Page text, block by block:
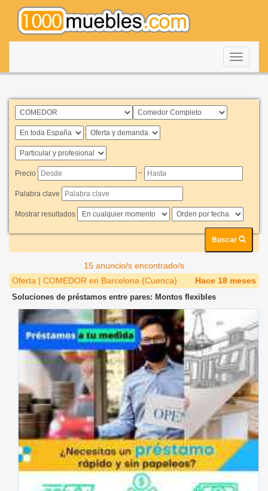
Precio ~
Palabra clave
Mostrar resultados
Buscar
15 anuncio/s encontrado/s
Oferta | COMEDOR en Barcelona (Cuenca)
Hace 18 meses
Soluciones de préstamos entre pares: Montos flexibles